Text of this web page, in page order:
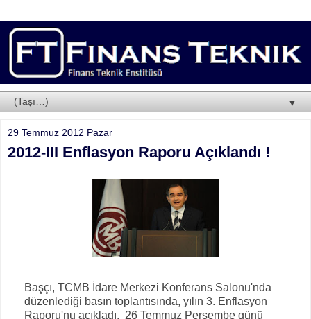
▼
29 Temmuz 2012 Pazar
2012-III Enflasyon Raporu Açıklandı !
Başçı, TCMB İdare Merkezi Konferans Salonu'nda
düzenlediği basın toplantısında, yılın 3. Enflasyon
Raporu'nu açıkladı. 26 Temmuz Perşembe günü